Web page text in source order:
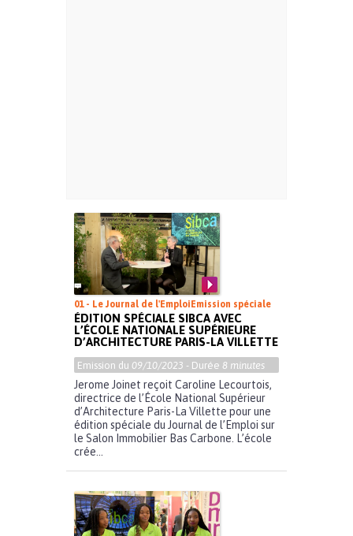
01 - Le Journal de l'Emploi Emission spéciale
ÉDITION SPÉCIALE SIBCA AVEC
L’ÉCOLE NATIONALE SUPÉRIEURE
D’ARCHITECTURE PARIS-LA VILLETTE
Emission du 09/10/2023 - Durée 8 minutes
Jerome Joinet reçoit Caroline Lecourtois,
directrice de l’École National Supérieur
d’Architecture Paris-La Villette pour une
édition spéciale du Journal de l’Emploi sur
le Salon Immobilier Bas Carbone. L’école
crée...